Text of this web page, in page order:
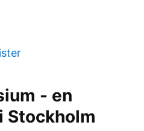
- en
Stockholm